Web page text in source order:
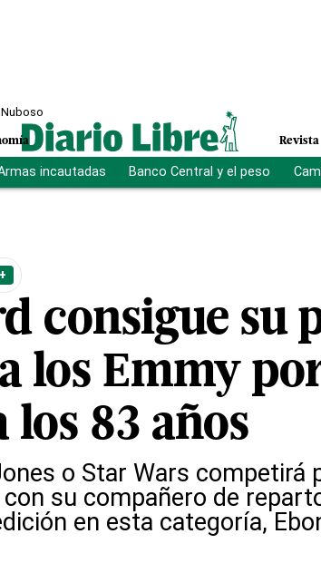
Revista
incautadas Banco Central y el peso
consigue su
los Emmy
83 años
o Star Wars competirá
su compañero de
en esta categoría,